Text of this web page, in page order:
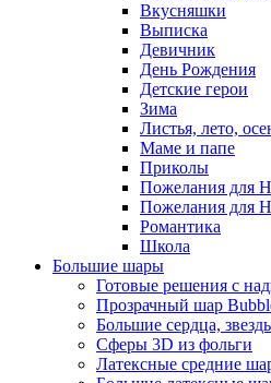
Вкусняшки
Выписка
Девичник
День Рождения
Детские герои
Зима
Листья, лето,
Маме и папе
Приколы
Пожелания для
Пожелания для
Романтика
Школа
Большие шары
Готовые решения с
Прозрачный шар
Большие сердца,
Сферы 3D из фольги
Латексные средние